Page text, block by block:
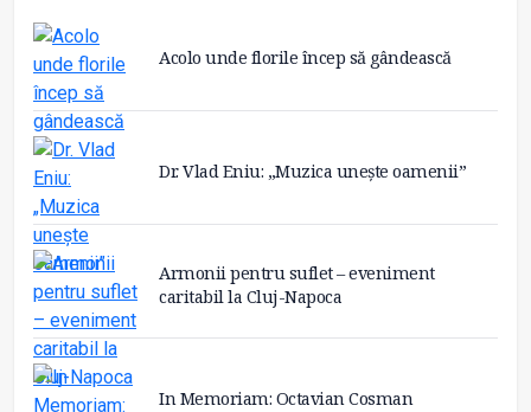
Acolo unde florile încep să gândească
Dr. Vlad Eniu: „Muzica unește oamenii”
Armonii pentru suflet – eveniment
caritabil la Cluj-Napoca
In Memoriam: Octavian Cosman